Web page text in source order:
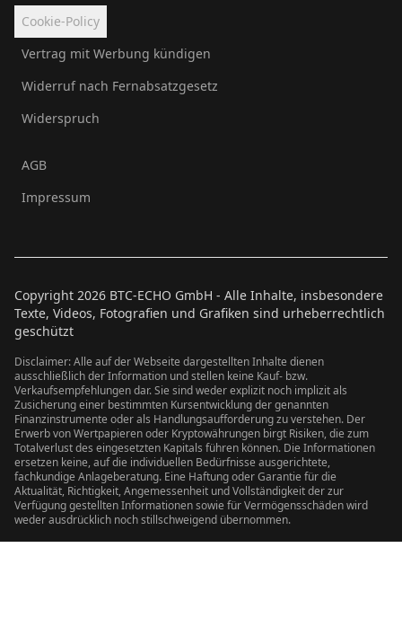
Cookie-Policy
Vertrag mit Werbung kündigen
Widerruf nach Fernabsatzgesetz
Widerspruch
AGB
Impressum
Copyright 2026 BTC-ECHO GmbH - Alle Inhalte, insbesondere
Texte, Videos, Fotografien und Grafiken sind urheberrechtlich
geschützt
Disclaimer: Alle auf der Webseite dargestellten Inhalte dienen
ausschließlich der Information und stellen keine Kauf- bzw.
Verkaufsempfehlungen dar. Sie sind weder explizit noch implizit als
Zusicherung einer bestimmten Kursentwicklung der genannten
Finanzinstrumente oder als Handlungsaufforderung zu verstehen. Der
Erwerb von Wertpapieren oder Kryptowährungen birgt Risiken, die zum
Totalverlust des eingesetzten Kapitals führen können. Die Informationen
ersetzen keine, auf die individuellen Bedürfnisse ausgerichtete,
fachkundige Anlageberatung. Eine Haftung oder Garantie für die
Aktualität, Richtigkeit, Angemessenheit und Vollständigkeit der zur
Verfügung gestellten Informationen sowie für Vermögensschäden wird
weder ausdrücklich noch stillschweigend übernommen.